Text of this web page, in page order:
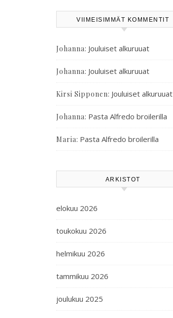
VIIMEISIMMÄT KOMMENTIT
Johanna: Jouluiset alkuruuat
Johanna: Jouluiset alkuruuat
Kirsi Sipponen: Jouluiset alkuruuat
Johanna: Pasta Alfredo broilerilla
Maria: Pasta Alfredo broilerilla
ARKISTOT
elokuu 2026
toukokuu 2026
helmikuu 2026
tammikuu 2026
joulukuu 2025